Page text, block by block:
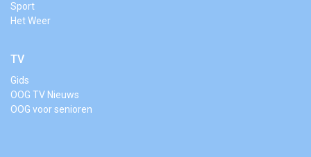
Sport
Het Weer
TV
Gids
OOG TV Nieuws
OOG voor senioren